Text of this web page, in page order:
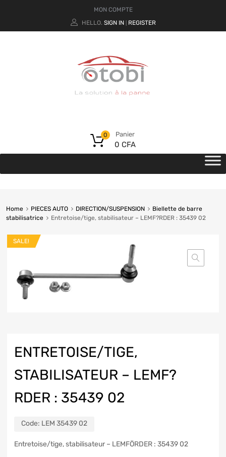
MON COMPTE
HELLO. SIGN IN REGISTER
Panier
0 CFA
0
Home PIECES AUTO DIRECTION/SUSPENSION
Biellette de barre
stabilisatrice
Entretoise/tige, stabilisateur – LEMF?RDER : 35439 02
SALE!
ENTRETOISE/TIGE,
STABILISATEUR – LEMF?
RDER : 35439 02
Code: LEM 35439 02
Entretoise/tige, stabilisateur – LEMFÖRDER : 35439 02